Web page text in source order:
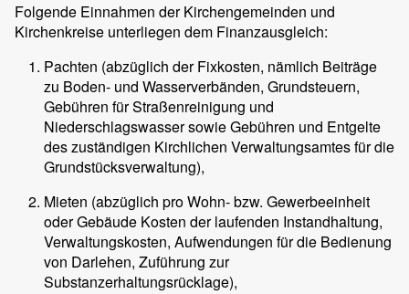
Folgende Einnahmen der Kirchengemeinden und
Kirchenkreise unterliegen dem Finanzausgleich:
Pachten (abzüglich der Fixkosten, nämlich Beiträge
zu Boden- und Wasserverbänden, Grundsteuern,
Gebühren für Straßenreinigung und
Niederschlagswasser sowie Gebühren und Entgelte
des zuständigen Kirchlichen Verwaltungsamtes für die
Grundstücksverwaltung),
Mieten (abzüglich pro Wohn- bzw. Gewerbeeinheit
oder Gebäude Kosten der laufenden Instandhaltung,
Verwaltungskosten, Aufwendungen für die Bedienung
von Darlehen, Zuführung zur
Substanzerhaltungsrücklage),